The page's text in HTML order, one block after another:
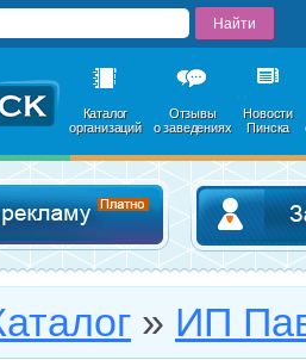
Каталог
организаций
Отзывы
о заведениях
Новости
Пинска
Добавить в
» ИП